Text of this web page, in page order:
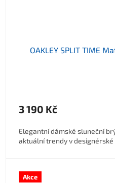
OAKLEY SPLIT TIME
3 190 Kč
Elegantní dámské sluneční
aktuální trendy v designérské
Akce